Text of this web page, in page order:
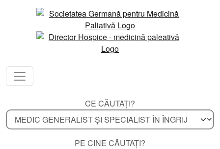
CE CĂUTAȚI?
PE CINE CĂUTAȚI?